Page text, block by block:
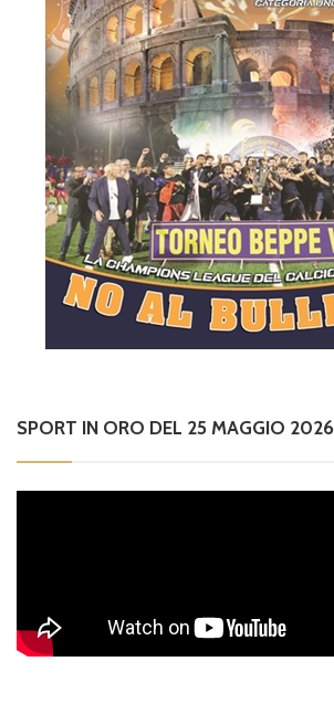
SPORT IN ORO DEL 25 MAGGIO 2026